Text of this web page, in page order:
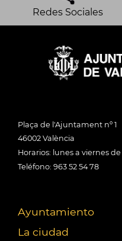
Redes Sociales
Plaça de l'Ajuntament nº 1
46002 València
Horarios: lunes a viernes de
Teléfono: 963 52 54 78
Ayuntamiento
La ciudad